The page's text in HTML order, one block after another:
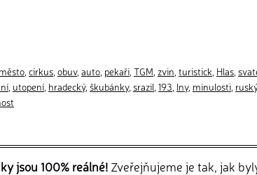
město cirkus obuv, auto pekaři TGM zvin turistick Hlas
utopení hradecký, škubánky, srazil 193 lny, minulosti ruský
jsou 100% reálné! Zveřejňujeme je tak, jak